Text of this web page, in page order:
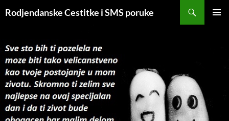
toRodjendanske Cestitke i SMS poruke